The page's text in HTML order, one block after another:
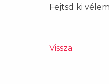
Fejtsd ki
Vissza